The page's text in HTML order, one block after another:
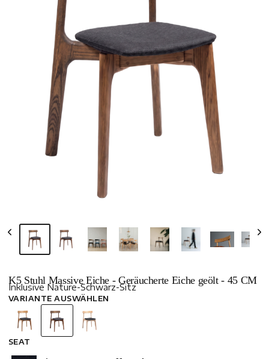
K5 Stuhl Massive Eiche - Geräucherte Eiche geölt - 45 CM
Inklusive Nature-Schwarz-Sitz
VARIANTE AUSWÄHLEN
SEAT